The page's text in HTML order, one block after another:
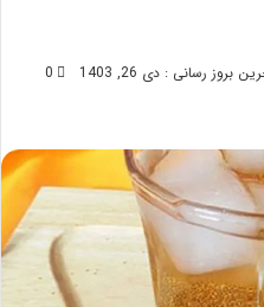
بروز رسانی : دی 26, 1403
0